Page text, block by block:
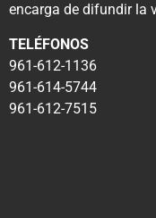
encarga de difundir la
TELÉFONOS
961-612-1136
961-614-5744
961-612-7515